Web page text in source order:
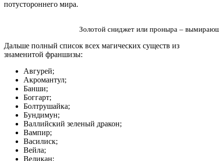
потустороннего мира.
Золотой сниджет или проныра ‒
Дальше полный список всех магических существ из
знаменитой франшизы:
Авгурей;
Акромантул;
Банши;
Боггарт;
Болтрушайка;
Бундимун;
Валлийский зеленый дракон;
Вампир;
Василиск;
Вейла;
Великан;